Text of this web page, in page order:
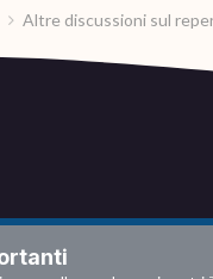
Altre discussioni sul